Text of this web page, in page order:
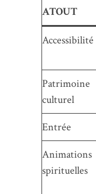
ATOUT
Accessibilité
Patrimoine
culturel
Entrée
Animations
spirituelles